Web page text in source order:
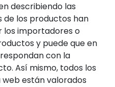
describiendo las
los productos han
los importadores o
y puede que en
con la
Así mismo, todos los
están valorados